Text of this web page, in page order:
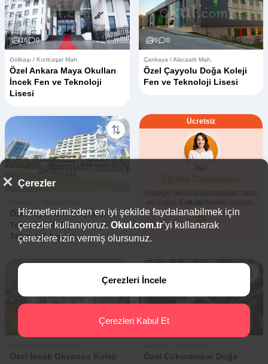
16 0
Gölbaşı / Kızılcaşar Mah.
Özel Ankara Maya Okulları
İncek Fen ve Teknoloji
Lisesi
6 0
Çankaya / Alacaatlı Mah.
Özel Çayyolu Doğa Koleji
Fen ve Teknoloji Lisesi
1 0
Özel Eryaman Rasyonel
Teknoloji Koleji Fen ve
Teknoloji Lisesi
Ücretsiz
Aradığın okulu bulamadıysan sana
en uygun 5 okulu hemen bulalım.
Özel İncek Okyanus Koleji
13
Özel Çukurambar Doğa
Çerezler
Hizmetlerimizden en iyi şekilde faydalanabilmek için
çerezler kullanıyoruz. Okul.com.tr’yi kullanarak
çerezlere izin vermiş olursunuz.
Çerezleri İncele
Çerezleri Kabul Et